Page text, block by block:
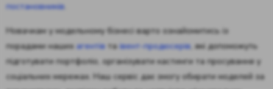
постановників
Новачкам у модельному бізнесі варто ознайомитись із
порадами наших агентів таівент-продюсерів, які допоможуть
підготувати портфоліо, організувати кастинги та просування у
соціальних мережах. Наш сервіс дає змогу обирати моделей за